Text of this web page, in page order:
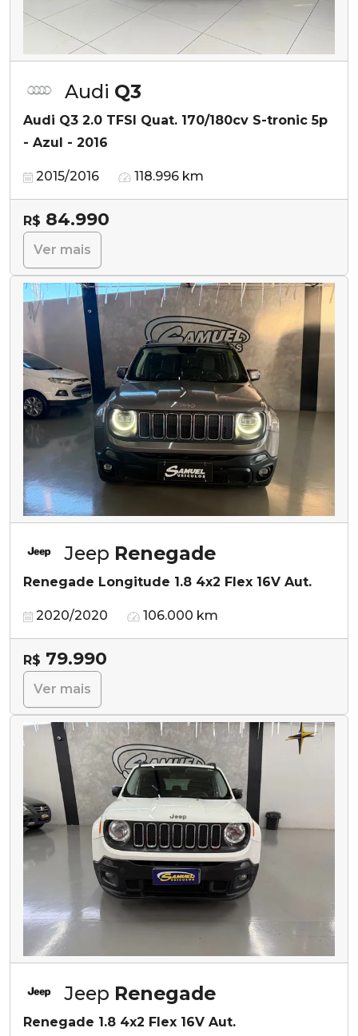
Audi Q3
Audi Q3 2.0 TFSI Quat. 170/180cv S-tronic 5p
- Azul - 2016
2015/2016 118.996 km
R$ 84.990
Ver mais
Jeep Renegade
Renegade Longitude 1.8 4x2 Flex 16V Aut.
2020/2020 106.000 km
R$ 79.990
Ver mais
Jeep Renegade
Renegade 1.8 4x2 Flex 16V Aut.